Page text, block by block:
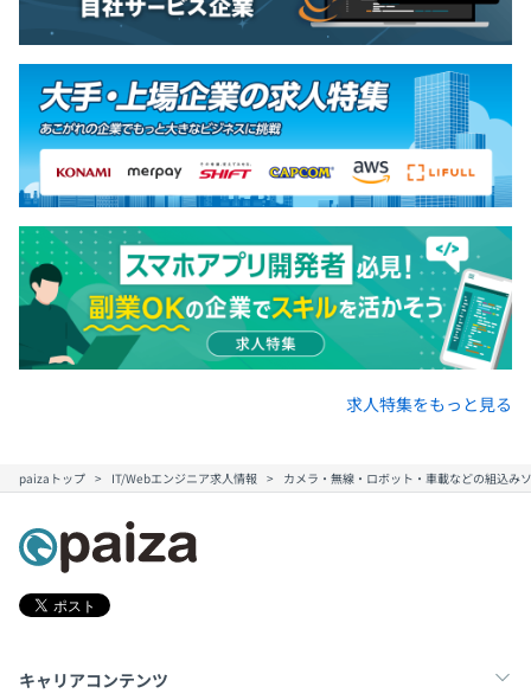
求人特集をもっと見る
paizaトップ IT/Webエンジニア求人情報 カメラ・無線・ロボット・車載などの組込み
キャリアコンテンツ